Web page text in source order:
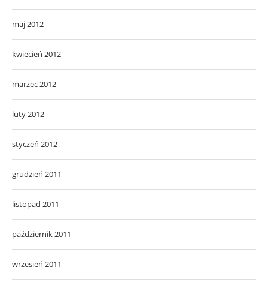
maj 2012
kwiecień 2012
marzec 2012
luty 2012
styczeń 2012
grudzień 2011
listopad 2011
październik 2011
wrzesień 2011